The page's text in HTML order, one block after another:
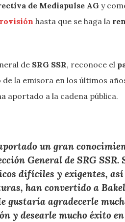
de Mediapulse AG y
hasta que se haga la
de SRG SSR, reconoce el
la emisora en los últimos
aportado a la cadena pública.
un gran
General de SRG
difíciles y exigentes,
han convertido a
gustaría agradecerle
y desearle mucho éxito